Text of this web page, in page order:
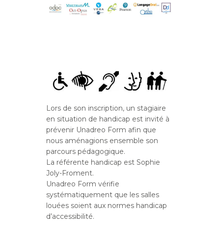
Lors de son inscription, un stagiaire
en situation de handicap est invité à
prévenir Unadreo Form afin que
nous aménagions ensemble son
parcours pédagogique.
La référente handicap est Sophie
Joly-Froment.
Unadreo Form vérifie
systématiquement que les salles
louées soient aux normes handicap
d’accessibilité.